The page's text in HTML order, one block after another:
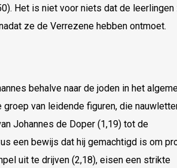
Het is niet voor niets dat de leerlingen
ze de Verrezene hebben ontmoet.
behalve naar de joden in het
van leidende figuren, die
Johannes de Doper (1,19) tot de
een bewijs dat hij gemachtigd is om
uit te drijven (2,18), eisen een strikte